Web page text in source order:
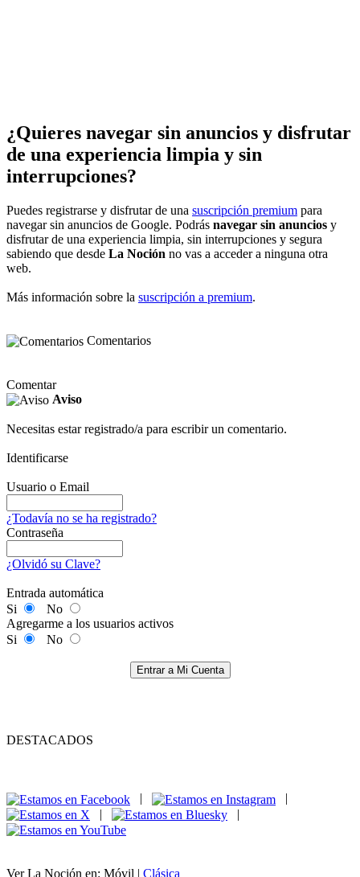
¿Quieres navegar sin anuncios y disfrutar
de una experiencia limpia y sin
interrupciones?
Puedes registrarse y disfrutar de una suscripción premium para
navegar sin anuncios de Google. Podrás navegar sin anuncios y
disfrutar de una experiencia limpia, sin interrupciones y segura
sabiendo que desde La Noción no vas a acceder a ninguna otra
web.
Más información sobre la suscripción a premium.
Comentarios
Comentar
Aviso
Necesitas estar registrado/a para escribir un comentario.
Identificarse
Usuario o Email
¿Todavía no se ha registrado?
Contraseña
¿Olvidó su Clave?
Entrada automática
Si
No
Agregarme a los usuarios activos
Si
No
Entrar a Mi Cuenta
DESTACADOS
|
|
Ver La Noción en: Móvil | Clásica